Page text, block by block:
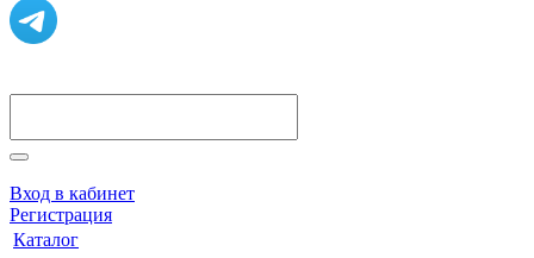
Вход в кабинет
Регистрация
Каталог